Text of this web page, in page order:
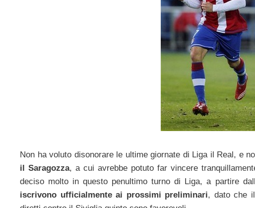
Non ha voluto disonorare le ultime giornate di Liga il Real, e
il Saragozza, a cui avrebbe potuto far vincere
deciso molto in questo penultimo turno di Liga, a partire
iscrivono ufficialmente ai prossimi preliminari, dato che